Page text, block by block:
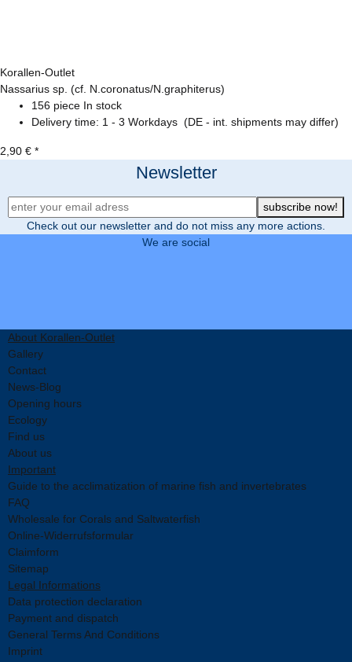
Korallen-Outlet
Nassarius sp. (cf. N.coronatus/N.graphiterus)
156 piece In stock
Delivery time: 1 - 3 Workdays (DE - int. shipments may differ)
2,90 € *
Newsletter
Newsletter Registration
subscribe now!
Check out our newsletter and do not miss any more actions.
We are social
About Korallen-Outlet
Gallery
Contact
News-Blog
Opening hours
Ecology
Find us
About us
Important
Guide to the acclimatization of marine fish and invertebrates
FAQ
Wholesale for Corals and Saltwaterfish
Online-Widerrufsformular
Claimform
Sitemap
Legal Informations
Data protection declaration
Payment and dispatch
General Terms And Conditions
Imprint